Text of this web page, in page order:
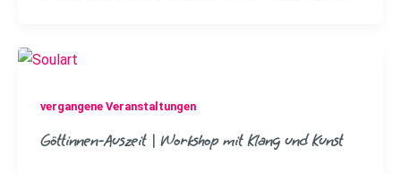
vergangene Veranstaltungen
Göttinnen-Auszeit | Workshop mit Klang und Kunst